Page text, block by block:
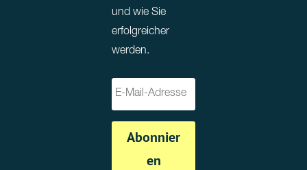
und wie Sie
erfolgreicher
werden.
Abonnier
en